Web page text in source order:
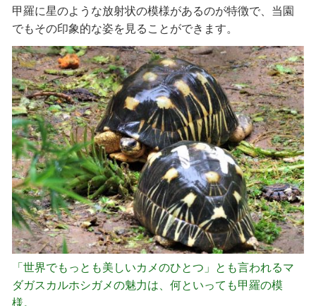
甲羅に星のような放射状の模様があるのが特徴で、当園
でもその印象的な姿を見ることができます。
「世界でもっとも美しいカメのひとつ」とも言われるマ
ダガスカルホシガメの魅力は、何といっても甲羅の模
様。